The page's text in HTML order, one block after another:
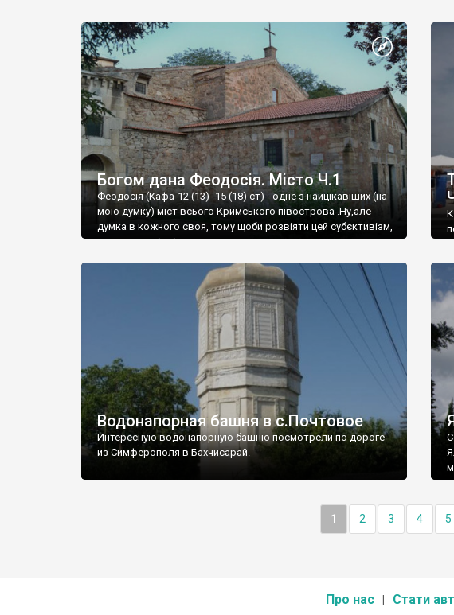
Богом дана Феодосія. Місто Ч.1
Феодосія (Кафа-12 (13) -15 (18) ст) - одне з найцікавіших (на
мою думку) міст всього Кримського півострова .Ну,але
думка в кожного своя, тому щоби розвіяти цей субєктивізм,
запрошую відвідати це
Водонапорная башня в с.Почтовое
Интересную водонапорную башню посмотрели по дороге
из Симферополя в Бахчисарай.
1 2 3 4 5
Про нас Стати